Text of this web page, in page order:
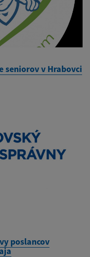
seniorov v Hrabovci
poslancov